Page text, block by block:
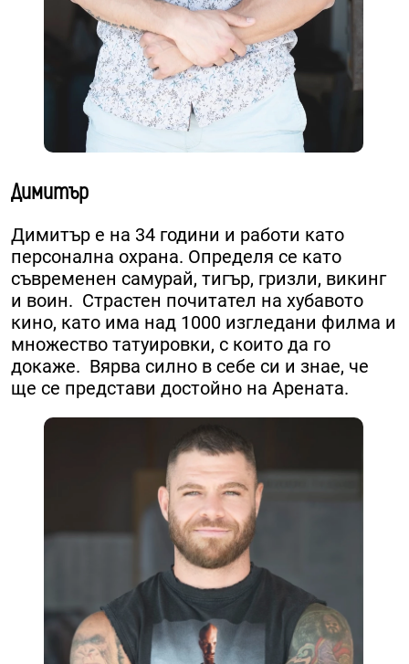
Димитър
Димитър е на 34 години и работи като
персонална охрана. ​Определя се като
съвременен самурай, тигър, гризли, викинг
и воин. ​ Страстен почитател на хубавото
кино, като има над 1000 изгледани филма и
множество татуировки, с които да го
докаже. Вярва силно в себе си и знае, че
ще се представи достойно на Арената.